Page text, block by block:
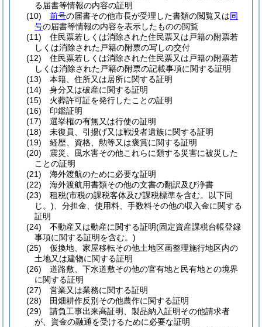
る届書等情報の内容の証明
(10)
前号の届書その他市長が受理した書類の閲覧又は同
号の届書等情報の内容を表示したものの閲覧
(11)
住民票若しくは消除された住民票又は戸籍の附票若
しくは消除された戸籍の附票の写しの交付
(12)
住民票若しくは消除された住民票又は戸籍の附票若
しくは消除された戸籍の附票の記載事項に関する証明
(13)
本籍、住所又は居所に関する証明
(14)
身分又は破産に関する証明
(15)
火葬許可証を発行したことの証明
(16)
印鑑証明
(17)
選挙権の有無又は行使の証明
(18)
未復員、引揚げ又は戦没者遺族に関する証明
(19)
経歴、資格、勲等又は褒賞に関する証明
(20)
震災、風水害その他これらに類する災害に被災した
ことの証明
(21)
海外渡航のために必要な証明
(22)
海外渡航用書類その他の文書の翻訳及び浄書
(23)
租税(市税の課税客体及び課税標準を含む。以下同
じ。) 、分担金、使用料、手数料その他の収入金に関する
証明
(24)
不動産又は動産に関する証明(固定資産課税台帳登録
事項に関する証明を含む。)
(25)
仮換地、家屋移転その他土地区画整理施行地区内の
土地又は建物に関する証明
(26)
道路敷、下水道敷その他の官有地と民有地との境界
に関する証明
(27)
営業又は業務に関する証明
(28)
田畑耕作反別その他農作に関する証明
(29)
請負工事出来高証明、製品納入証明その他請求者
が、資金の融通を受けるために必要な証明